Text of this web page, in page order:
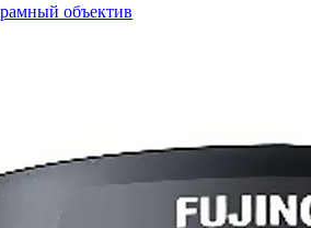
объектив